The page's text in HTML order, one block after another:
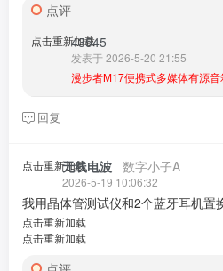
点评
点击重新加载
43545
发表于 2026-5-20 21:55
漫步者M17便携式多媒体有源
回复
点击重新加载无线电波 数字小子A
2026-5-19 10:06:32
我用晶体管测试仪和2个蓝牙耳机置
点击重新加载
点击重新加载